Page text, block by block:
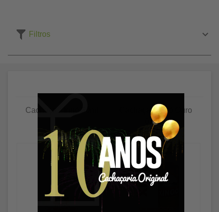
Filtros
Cachaça Xingó 50ml
Cachaça Xingó Ouro
670ml